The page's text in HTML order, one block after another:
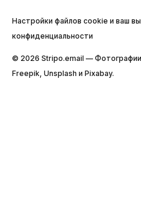
Настройки файлов cookie и ваш
конфиденциальности
© 2026 Stripо.email —
Freepik, Unsplash и Pixabay.